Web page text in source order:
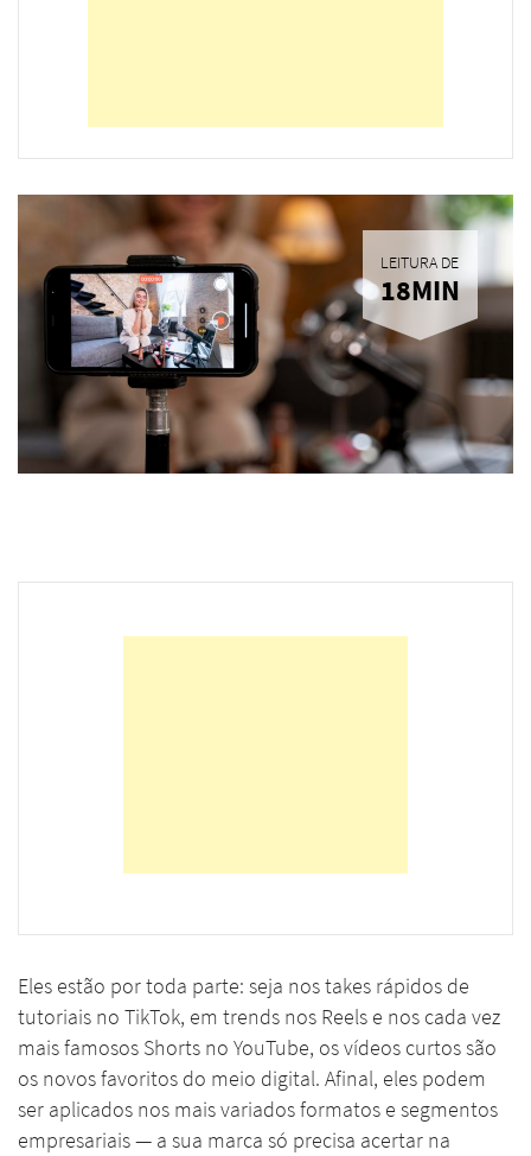
LEITURA DE
18MIN
Eles estão por toda parte: seja nos takes rápidos de
tutoriais no TikTok, em trends nos Reels e nos cada vez
mais famosos Shorts no YouTube, os vídeos curtos são
os novos favoritos do meio digital. Afinal, eles podem
ser aplicados nos mais variados formatos e segmentos
empresariais — a sua marca só precisa acertar na